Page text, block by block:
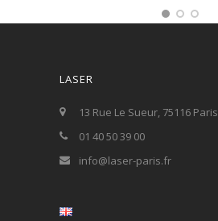
LASER
13 Rue Le Sueur, 75116 Paris
01 40 50 39 00
info@laser-paris.fr